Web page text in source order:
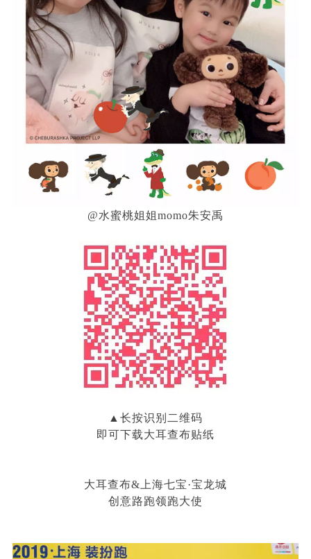
@水蜜桃姐姐momo朱安禹
▲长按识别二维码
即可下载大耳查布贴纸
大耳查布&上海七宝·宝龙城
创意路跑领跑大使